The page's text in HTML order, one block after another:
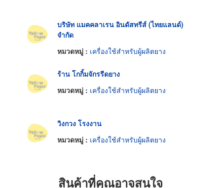
บริษัท แมคคลาเรน อินดัสทรีส์ (ไทยแลนด์)
จำกัด
หมวดหมู่ : เครื่องใช้สำหรับผู้ผลิตยาง
ร้าน โกกิ้มจักรรีดยาง
หมวดหมู่ : เครื่องใช้สำหรับผู้ผลิตยาง
วิงกวง โรงงาน
หมวดหมู่ : เครื่องใช้สำหรับผู้ผลิตยาง
สินค้าที่คุณอาจสนใจ